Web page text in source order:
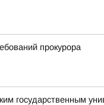
прокурора
государственным